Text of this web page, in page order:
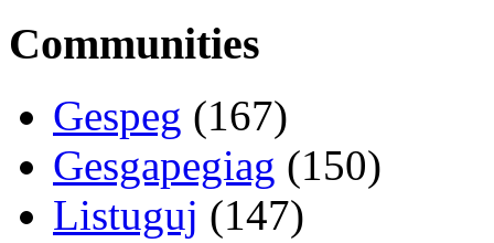
Communities
Gespeg (167)
Gesgapegiag (150)
Listuguj (147)